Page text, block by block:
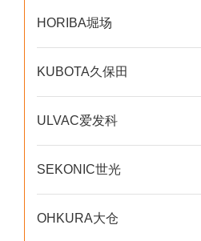
HORIBA堀场
KUBOTA久保田
ULVAC爱发科
SEKONIC世光
OHKURA大仓